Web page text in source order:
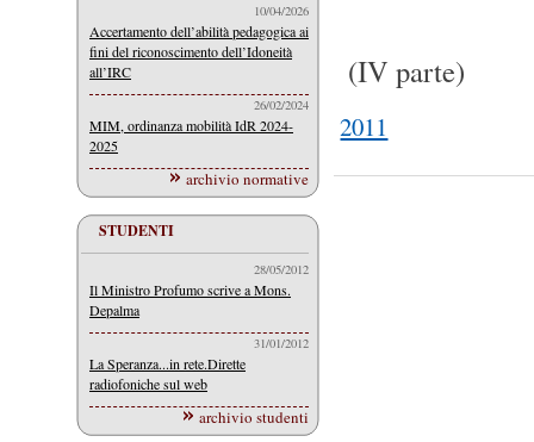
10/04/2026
Accertamento dell’abilità pedagogica ai
fini del riconoscimento dell’Idoneità
all’IRC
26/02/2024
MIM, ordinanza mobilità IdR 2024-
2025
archivio normative
STUDENTI
28/05/2012
Il Ministro Profumo scrive a Mons.
Depalma
31/01/2012
La Speranza...in rete.Dirette
radiofoniche sul web
archivio studenti
(IV parte)
2011